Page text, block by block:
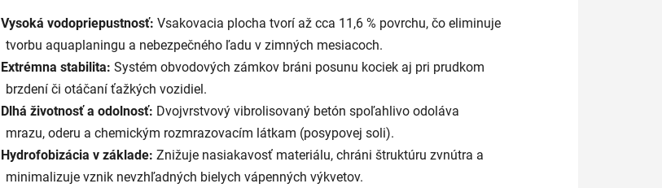
Vysoká vodopriepustnosť: Vsakovacia plocha tvorí až cca 11,6 % povrchu, čo eliminuje
tvorbu aquaplaningu a nebezpečného ľadu v zimných mesiacoch.
Extrémna stabilita: Systém obvodových zámkov bráni posunu kociek aj pri prudkom
brzdení či otáčaní ťažkých vozidiel.
Dlhá životnosť a odolnosť: Dvojvrstvový vibrolisovaný betón spoľahlivo odoláva
mrazu, oderu a chemickým rozmrazovacím látkam (posypovej soli).
Hydrofobizácia v základe: Znižuje nasiakavosť materiálu, chráni štruktúru zvnútra a
minimalizuje vznik nevzhľadných bielych vápenných výkvetov.